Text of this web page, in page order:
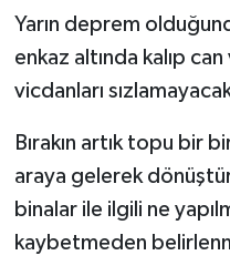
Yarın deprem
enkaz altında kalıp
vicdanları
Bırakın artık topu bir
araya gelerek
binalar ile ilgili ne
kaybetmeden